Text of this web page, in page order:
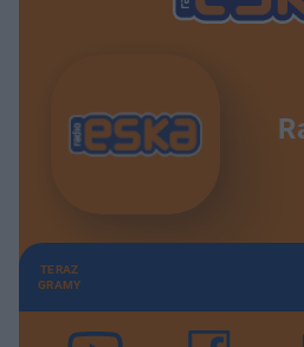
TERAZ
GRAMY